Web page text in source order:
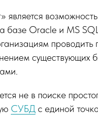
Oracle и MS
существующих
не в поиске
СУБД с единой